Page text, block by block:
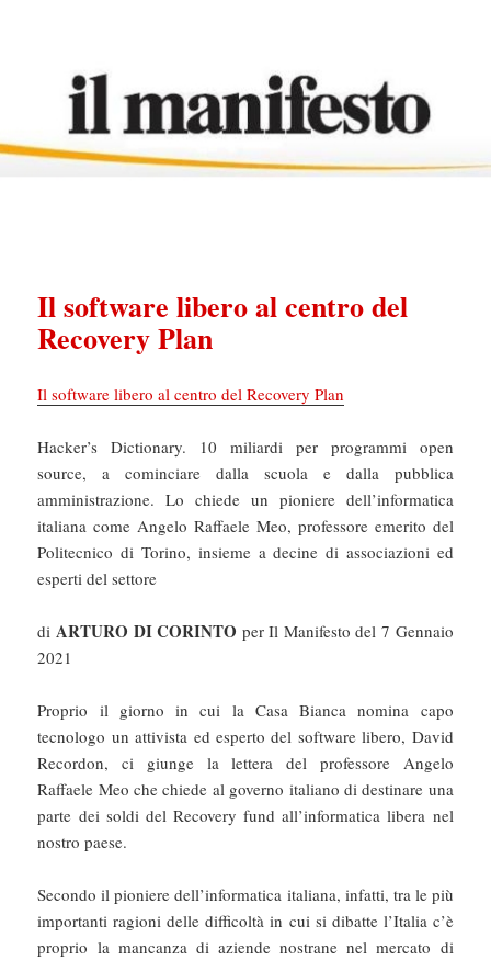
Il software libero al centro del
Recovery Plan
Il software libero al centro del Recovery Plan
Hacker’s Dictionary. 10 miliardi per programmi open
source, a cominciare dalla scuola e dalla pubblica
amministrazione. Lo chiede un pioniere dell’informatica
italiana come Angelo Raffaele Meo, professore emerito del
Politecnico di Torino, insieme a decine di associazioni ed
esperti del settore
di ARTURO DI CORINTO per Il Manifesto del 7 Gennaio
2021
Proprio il giorno in cui la Casa Bianca nomina capo
tecnologo un attivista ed esperto del software libero, David
Recordon, ci giunge la lettera del professore Angelo
Raffaele Meo che chiede al governo italiano di destinare una
parte dei soldi del Recovery fund all’informatica libera nel
nostro paese.
Secondo il pioniere dell’informatica italiana, infatti, tra le più
importanti ragioni delle difficoltà in cui si dibatte l’Italia c’è
proprio la mancanza di aziende nostrane nel mercato di